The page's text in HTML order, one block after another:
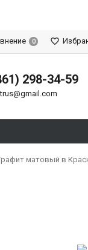
0
298-34-59
матовый в